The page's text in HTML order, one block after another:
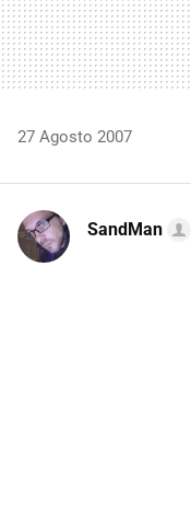
27 Agosto 2007
SandMan